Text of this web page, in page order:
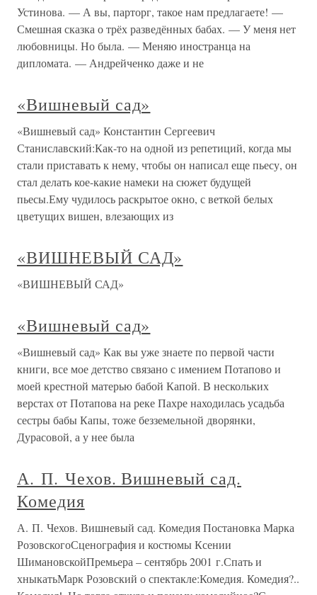
Устинова. — А вы, парторг, такое нам предлагаете! —
Смешная сказка о трёх разведённых бабах. — У меня нет
любовницы. Но была. — Меняю иностранца на
дипломата. — Андрейченко даже и не
«Вишневый сад»
«Вишневый сад» Константин Сергеевич
Станиславский:Как-то на одной из репетиций, когда мы
стали приставать к нему, чтобы он написал еще пьесу, он
стал делать кое-какие намеки на сюжет будущей
пьесы.Ему чудилось раскрытое окно, с веткой белых
цветущих вишен, влезающих из
«ВИШНЕВЫЙ САД»
«ВИШНЕВЫЙ САД»
«Вишневый сад»
«Вишневый сад» Как вы уже знаете по первой части
книги, все мое детство связано с имением Потапово и
моей крестной матерью бабой Капой. В нескольких
верстах от Потапова на реке Пахре находилась усадьба
сестры бабы Капы, тоже безземельной дворянки,
Дурасовой, а у нее была
А. П. Чехов. Вишневый сад.
Комедия
А. П. Чехов. Вишневый сад. Комедия Постановка Марка
РозовскогоСценография и костюмы Ксении
ШимановскойПремьера – сентябрь 2001 г.Спать и
хныкатьМарк Розовский о спектакле:Комедия. Комедия?..